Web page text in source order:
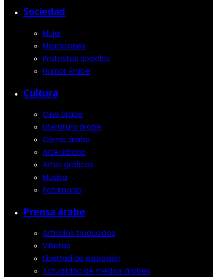
Sociedad
Mujer
Migraciones
Protestas sociales
Humor Árabe
Cultura
Cine árabe
Literatura árabe
Cómic árabe
Arte urbano
Artes gráficas
Música
Patrimonio
Prensa árabe
Artículos traducidos
Viñetas
Libertad de expresión
Actualidad de medios árabes